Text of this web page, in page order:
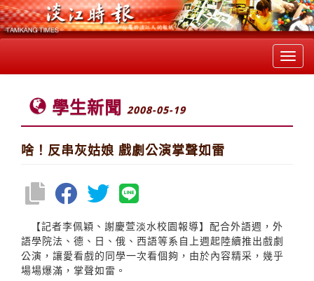
學生新聞 2008-05-19
啥！反串灰姑娘 戲劇公演掌聲如雷
【記者李佩穎、謝慶萱淡水校園報導】配合外語週，外
語學院法、德、日、俄、西語等系自上週起陸續推出戲劇
公演，讓愛看戲的同學一次看個夠，由於內容精采，幾乎
場場爆滿，掌聲如雷。